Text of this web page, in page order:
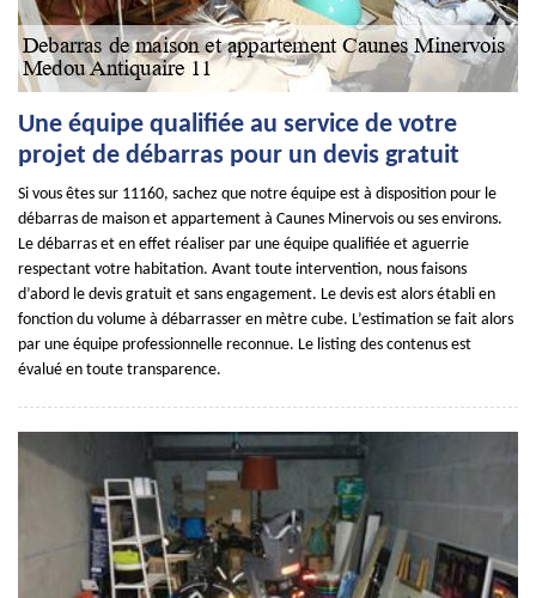
Une équipe qualifiée au service de votre
projet de débarras pour un devis gratuit
Si vous êtes sur 11160, sachez que notre équipe est à disposition pour le
débarras de maison et appartement à Caunes Minervois ou ses environs.
Le débarras et en effet réaliser par une équipe qualifiée et aguerrie
respectant votre habitation. Avant toute intervention, nous faisons
d’abord le devis gratuit et sans engagement. Le devis est alors établi en
fonction du volume à débarrasser en mètre cube. L’estimation se fait alors
par une équipe professionnelle reconnue. Le listing des contenus est
évalué en toute transparence.